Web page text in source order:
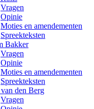
Vragen
Opinie
Moties en amendementen
Spreekteksten
Bakker
Vragen
Opinie
Moties en amendementen
Spreekteksten
den Berg
Vragen